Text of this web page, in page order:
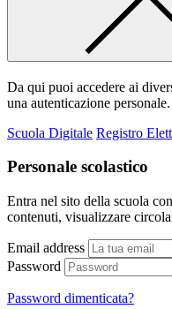
Da qui puoi accedere ai
una autenticazione personale.
Scuola Digitale Registro
Personale scolastico
Entra nel sito della scuola
contenuti, visualizzare
Email address
Password
Password dimenticata?